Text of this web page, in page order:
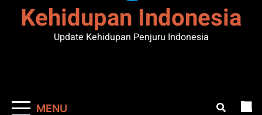
Kehidupan Indonesia
Update Kehidupan Penjuru Indonesia
MENU